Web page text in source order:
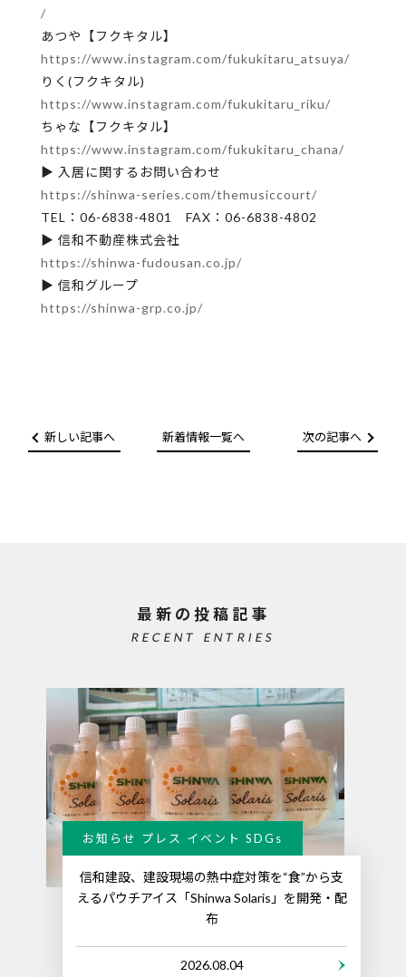
/
あつや【フクキタル】
https://www.instagram.com/fukukitaru_atsuya/
りく(フクキタル)
https://www.instagram.com/fukukitaru_riku/
ちゃな【フクキタル】
https://www.instagram.com/fukukitaru_chana/
▶ 入居に関するお問い合わせ
https://shinwa-series.com/themusiccourt/
TEL：06-6838-4801 FAX：06-6838-4802
▶ 信和不動産株式会社
https://shinwa-fudousan.co.jp/
▶ 信和グループ
https://shinwa-grp.co.jp/
新しい記事へ 新着情報一覧へ 次の記事へ
最新の投稿記事
RECENT ENTRIES
お知らせ プレス イベント SDGs
信和建設、建設現場の熱中症対策を“食”から支
えるパウチアイス「Shinwa Solaris」を開発・配
布
2026.08.04